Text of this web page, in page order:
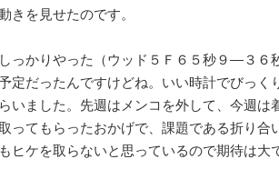
きを見せたのです。
しっかりやった（ウッド５Ｆ６５秒９―３
定だったんですけどね。いい時計でびっく
いました。先週はメンコを外して、今週
ってもらったおかげで、課題である折り
ヒケを取らないと思っているので期待は大